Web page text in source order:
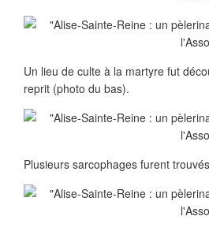
Un lieu de culte à la martyre fut
reprit (photo du bas).
Plusieurs sarcophages furent